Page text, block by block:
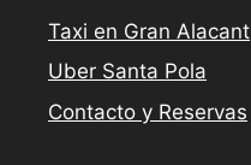
Taxi en Gran Alacant
Uber Santa Pola
Contacto y Reservas